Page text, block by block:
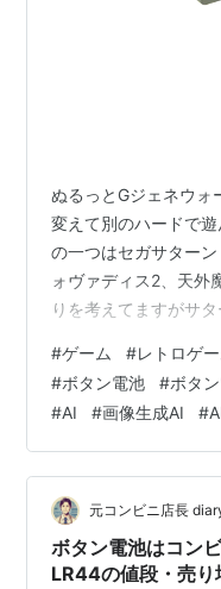
ぬるっとGジェネウォ
変えて別のハードで
の一つはセガサター
ォヴァディス2、天外
りを考えてますがサ
セーブをするんです
ーブが消えます メモ
という物がありますが
ぶときには必須な電
ら買いに行かないと
るんで別にどうっ…
#ゲーム #レトロゲ
#ボタン電池 #ボタ
#AI #画像生成AI #
元コンビニ店長
ボタン電池はコン
LR44の値段・売り